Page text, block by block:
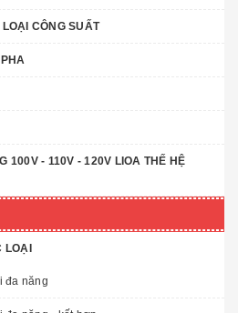
CÔNG SUẤT
100V - 110V - 120V LIOA THẾ HỆ
LOẠI
đa năng